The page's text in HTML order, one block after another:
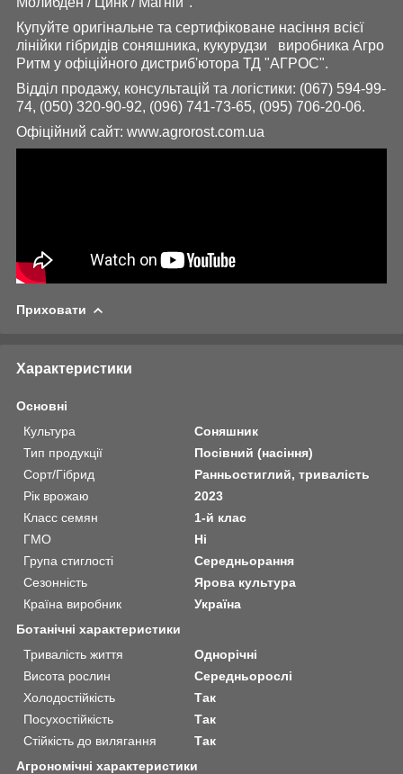
Купуйте оригінальне та сертифіковане насіння всієї
лінійки гібридів соняшника, кукурудзи виробника Агро
Ритм у офіційного дистриб'ютора ТД "АГРОС".
Відділ продажу, консультацій та логістики: (067) 594-99-
74, (050) 320-90-92, (096) 741-73-65, (095) 706-20-06.
Офіційний сайт: www.agrorost.com.ua
Приховати
Характеристики
Основні
Культура
Соняшник
Тип продукції
Посівний (насіння)
Сорт/Гібрид
Ранньостиглий, тривалість
Рік врожаю
2023
Класс семян
1-й клас
ГМО
Ні
Група стиглості
Середньорання
Сезонність
Ярова культура
Країна виробник
Україна
Ботанічні характеристики
Тривалість життя
Однорічні
Висота рослин
Середньорослі
Холодостійкість
Так
Посухостійкість
Так
Стійкість до вилягання
Так
Агрономічні характеристики